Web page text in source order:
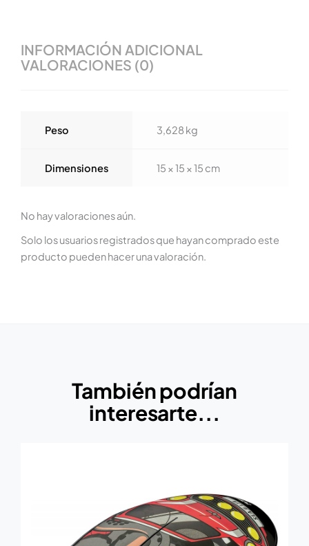
INFORMACIÓN ADICIONAL
VALORACIONES (0)
Peso 3,628 kg
Dimensiones 15 × 15 × 15 cm
No hay valoraciones aún.
Solo los usuarios registrados que hayan comprado este
producto pueden hacer una valoración.
También podrían
interesarte...